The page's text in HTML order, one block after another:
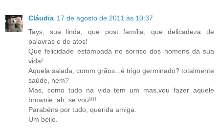
Cláudia 17 de agosto de 2011 às 10:37
Tays, sua linda, que post família, que delicadeza de
palavras e de atos!
Que felicidade estampada no sorriso dos homens da sua
vida!
Aquela salada, comm grãos...é trigo germinado? totalmente
saúde, hem?
Mas, como tudo na vida tem um mas,vou fazer aquele
brownie, ah, se vou!!!!
Parabéns por tudo, querida amiga.
Um beijo.